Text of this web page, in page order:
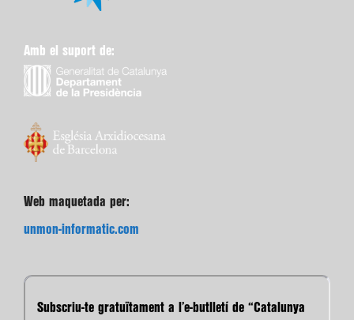
Amb el suport de:
Web maquetada per:
unmon-informatic.com
Subscriu-te gratuïtament a l’e-butlletí de “Catalunya